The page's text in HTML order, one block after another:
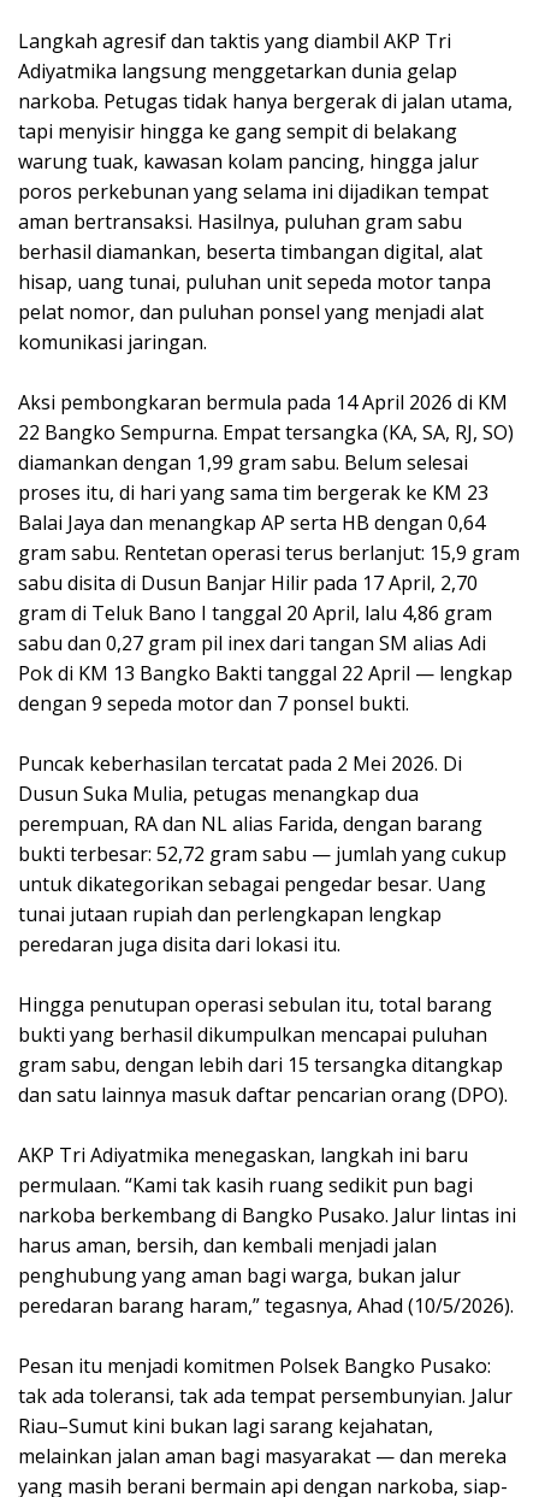
Langkah agresif dan taktis yang diambil AKP Tri
Adiyatmika langsung menggetarkan dunia gelap
narkoba. Petugas tidak hanya bergerak di jalan utama,
tapi menyisir hingga ke gang sempit di belakang
warung tuak, kawasan kolam pancing, hingga jalur
poros perkebunan yang selama ini dijadikan tempat
aman bertransaksi. Hasilnya, puluhan gram sabu
berhasil diamankan, beserta timbangan digital, alat
hisap, uang tunai, puluhan unit sepeda motor tanpa
pelat nomor, dan puluhan ponsel yang menjadi alat
komunikasi jaringan.
Aksi pembongkaran bermula pada 14 April 2026 di KM
22 Bangko Sempurna. Empat tersangka (KA, SA, RJ, SO)
diamankan dengan 1,99 gram sabu. Belum selesai
proses itu, di hari yang sama tim bergerak ke KM 23
Balai Jaya dan menangkap AP serta HB dengan 0,64
gram sabu. Rentetan operasi terus berlanjut: 15,9 gram
sabu disita di Dusun Banjar Hilir pada 17 April, 2,70
gram di Teluk Bano I tanggal 20 April, lalu 4,86 gram
sabu dan 0,27 gram pil inex dari tangan SM alias Adi
Pok di KM 13 Bangko Bakti tanggal 22 April — lengkap
dengan 9 sepeda motor dan 7 ponsel bukti.
Puncak keberhasilan tercatat pada 2 Mei 2026. Di
Dusun Suka Mulia, petugas menangkap dua
perempuan, RA dan NL alias Farida, dengan barang
bukti terbesar: 52,72 gram sabu — jumlah yang cukup
untuk dikategorikan sebagai pengedar besar. Uang
tunai jutaan rupiah dan perlengkapan lengkap
peredaran juga disita dari lokasi itu.
Hingga penutupan operasi sebulan itu, total barang
bukti yang berhasil dikumpulkan mencapai puluhan
gram sabu, dengan lebih dari 15 tersangka ditangkap
dan satu lainnya masuk daftar pencarian orang (DPO).
AKP Tri Adiyatmika menegaskan, langkah ini baru
permulaan. “Kami tak kasih ruang sedikit pun bagi
narkoba berkembang di Bangko Pusako. Jalur lintas ini
harus aman, bersih, dan kembali menjadi jalan
penghubung yang aman bagi warga, bukan jalur
peredaran barang haram,” tegasnya, Ahad (10/5/2026).
Pesan itu menjadi komitmen Polsek Bangko Pusako:
tak ada toleransi, tak ada tempat persembunyian. Jalur
Riau–Sumut kini bukan lagi sarang kejahatan,
melainkan jalan aman bagi masyarakat — dan mereka
yang masih berani bermain api dengan narkoba, siap-